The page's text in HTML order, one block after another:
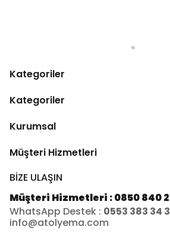
Kategoriler
Kategoriler
Kurumsal
Müşteri Hizmetleri
BİZE ULAŞIN
Müşteri Hizmetleri : 0850 840
WhatsApp Destek : 0553 383 34
info@atolyema.com